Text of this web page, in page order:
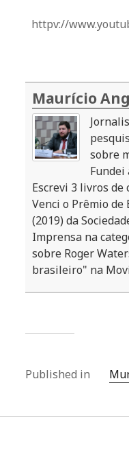
httpv://
Maurício
sobre
Fundei
Escrevi 3 livros de
Venci o Prêmio de
(2019) da
Imprensa na
sobre Roger
brasileiro" na
Published in